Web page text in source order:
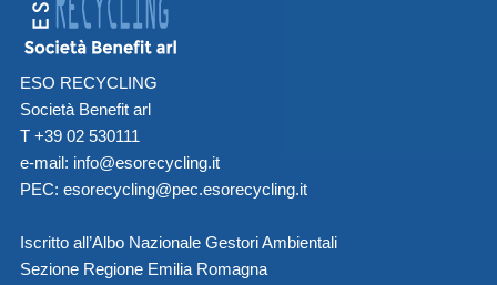
ESO RECYCLING
Società Benefit arl
T +39 02 530111
e-mail: info@esorecycling.it
PEC: esorecycling@pec.esorecycling.it
Iscritto all’Albo Nazionale Gestori Ambientali
Sezione Regione Emilia Romagna